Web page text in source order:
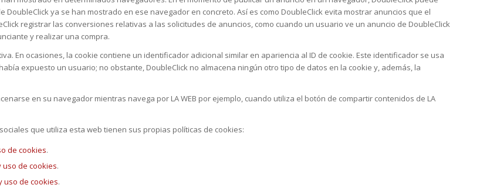
ya se han mostrado en ese navegador en concreto. Así es como DoubleClick evita mostrar anuncios que el
registrar las conversiones relativas a las solicitudes de anuncios, como cuando un usuario ve un anuncio de DoubleClick
y realizar una compra.
En ocasiones, la cookie contiene un identificador adicional similar en apariencia al ID de cookie. Este identificador se usa
expuesto un usuario; no obstante, DoubleClick no almacena ningún otro tipo de datos en la cookie y, además, la
en su navegador mientras navega por LA WEB por ejemplo, cuando utiliza el botón de compartir contenidos de LA
que utiliza esta web tienen sus propias políticas de cookies:
de cookies.
uso de cookies.
uso de cookies.